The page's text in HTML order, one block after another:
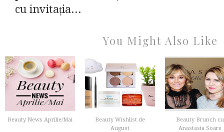
cu invitația...
You Might Also Like
Beauty News Aprilie/Mai
Beauty Wishlist de
August
Beauty Brunch cu
Anastasia Soare